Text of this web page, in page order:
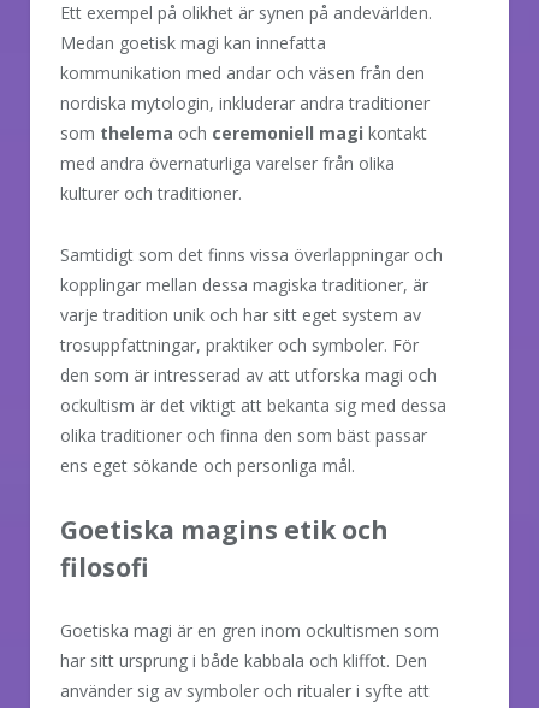
Ett exempel på olikhet är synen på andevärlden.
Medan goetisk magi kan innefatta
kommunikation med andar och väsen från den
nordiska mytologin, inkluderar andra traditioner
som thelema och ceremoniell magi kontakt
med andra övernaturliga varelser från olika
kulturer och traditioner.
Samtidigt som det finns vissa överlappningar och
kopplingar mellan dessa magiska traditioner, är
varje tradition unik och har sitt eget system av
trosuppfattningar, praktiker och symboler. För
den som är intresserad av att utforska magi och
ockultism är det viktigt att bekanta sig med dessa
olika traditioner och finna den som bäst passar
ens eget sökande och personliga mål.
Goetiska magins etik och
filosofi
Goetiska magi är en gren inom ockultismen som
har sitt ursprung i både kabbala och kliffot. Den
använder sig av symboler och ritualer i syfte att